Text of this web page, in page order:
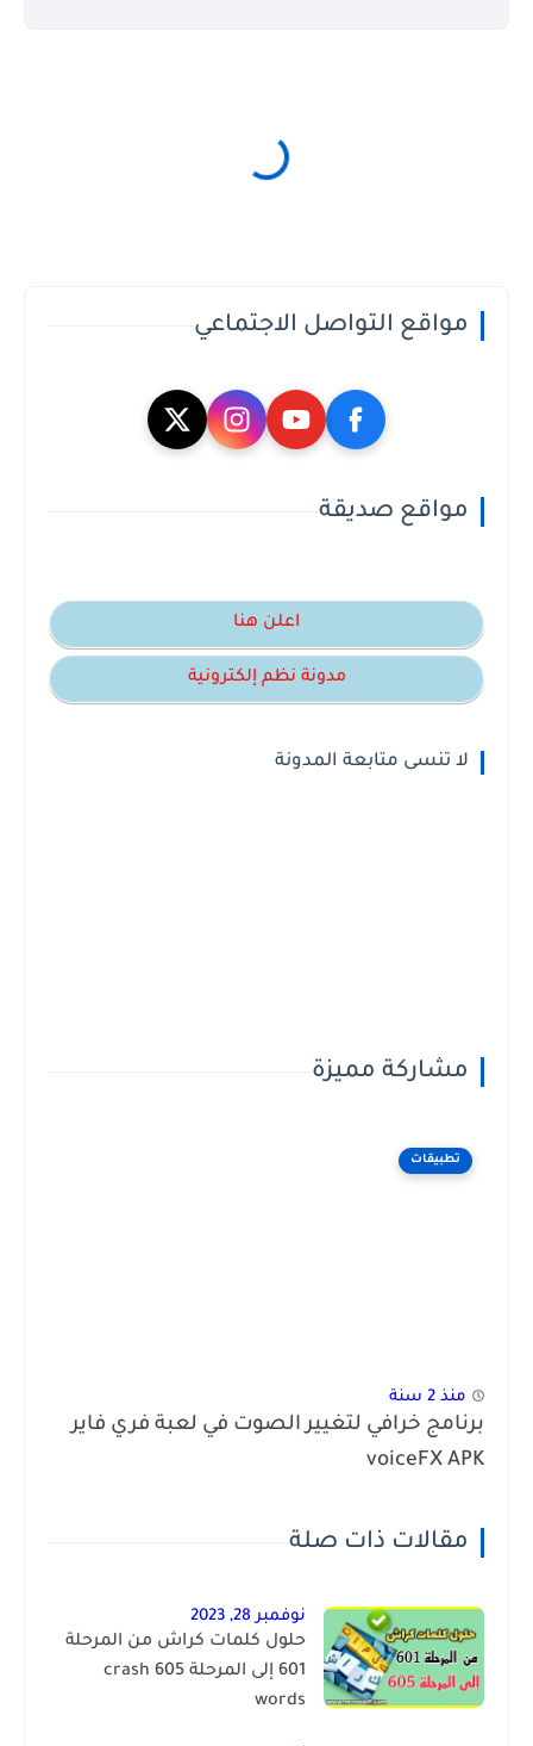
مواقع التواصل الاجتماعي
مواقع صديقة
اعلن هنا
مدونة نظم إلكترونية
لا تنسى متابعة المدونة
مشاركة مميزة
تطبيقات
منذ 2 سنة
برنامج خرافي لتغيير الصوت في لعبة فري فاير
voiceFX APK
مقالات ذات صلة
نوفمبر 28, 2023
حلول كلمات كراش من المرحلة
601 إلى المرحلة 605 crash
words